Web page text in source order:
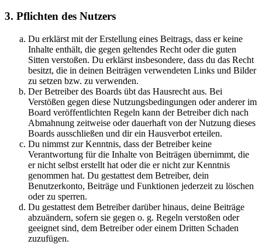
3. Pflichten des Nutzers
Du erklärst mit der Erstellung eines Beitrags, dass er keine
Inhalte enthält, die gegen geltendes Recht oder die guten
Sitten verstoßen. Du erklärst insbesondere, dass du das Recht
besitzt, die in deinen Beiträgen verwendeten Links und Bilder
zu setzen bzw. zu verwenden.
Der Betreiber des Boards übt das Hausrecht aus. Bei
Verstößen gegen diese Nutzungsbedingungen oder anderer im
Board veröffentlichten Regeln kann der Betreiber dich nach
Abmahnung zeitweise oder dauerhaft von der Nutzung dieses
Boards ausschließen und dir ein Hausverbot erteilen.
Du nimmst zur Kenntnis, dass der Betreiber keine
Verantwortung für die Inhalte von Beiträgen übernimmt, die
er nicht selbst erstellt hat oder die er nicht zur Kenntnis
genommen hat. Du gestattest dem Betreiber, dein
Benutzerkonto, Beiträge und Funktionen jederzeit zu löschen
oder zu sperren.
Du gestattest dem Betreiber darüber hinaus, deine Beiträge
abzuändern, sofern sie gegen o. g. Regeln verstoßen oder
geeignet sind, dem Betreiber oder einem Dritten Schaden
zuzufügen.